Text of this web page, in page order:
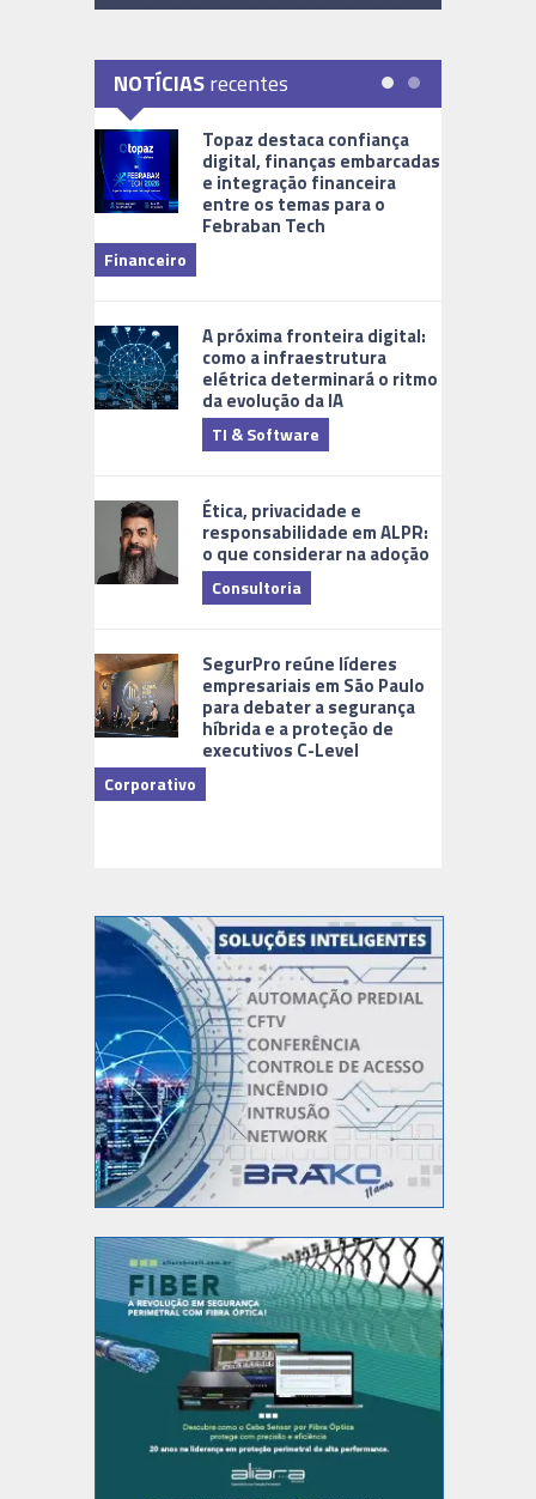
NOTÍCIASrecentes
Topaz destaca confiança
digital, finanças embarcadas
e integração financeira
entre os temas para o
Febraban Tech
Financeiro
A próxima fronteira digital:
como a infraestrutura
elétrica determinará o ritmo
da evolução da IA
TI & Software
Ética, privacidade e
responsabilidade em ALPR:
o que considerar na adoção
Consultoria
SegurPro reúne líderes
empresariais em São Paulo
para debater a segurança
híbrida e a proteção de
executivos C-Level
Corporativo